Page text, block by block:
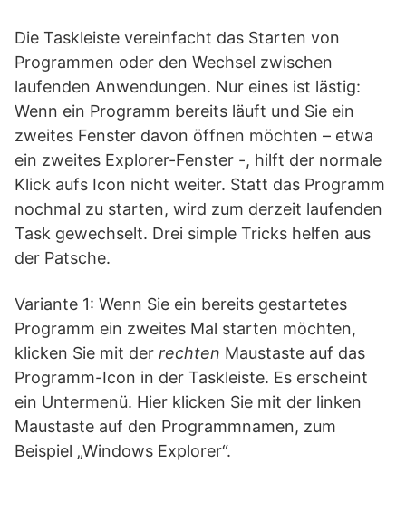
Die Taskleiste vereinfacht das Starten von
Programmen oder den Wechsel zwischen
laufenden Anwendungen. Nur eines ist lästig:
Wenn ein Programm bereits läuft und Sie ein
zweites Fenster davon öffnen möchten – etwa
ein zweites Explorer-Fenster -, hilft der normale
Klick aufs Icon nicht weiter. Statt das Programm
nochmal zu starten, wird zum derzeit laufenden
Task gewechselt. Drei simple Tricks helfen aus
der Patsche.
Variante 1: Wenn Sie ein bereits gestartetes
Programm ein zweites Mal starten möchten,
klicken Sie mit der rechten Maustaste auf das
Programm-Icon in der Taskleiste. Es erscheint
ein Untermenü. Hier klicken Sie mit der linken
Maustaste auf den Programmnamen, zum
Beispiel „Windows Explorer“.